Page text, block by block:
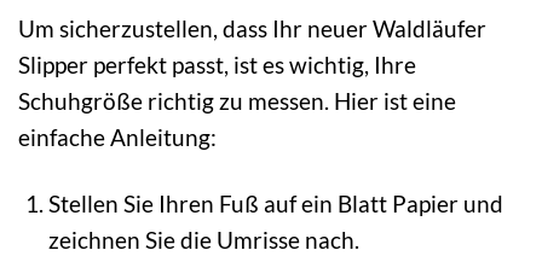
Um sicherzustellen, dass Ihr neuer Waldläufer
Slipper perfekt passt, ist es wichtig, Ihre
Schuhgröße richtig zu messen. Hier ist eine
einfache Anleitung:
Stellen Sie Ihren Fuß auf ein Blatt Papier und
zeichnen Sie die Umrisse nach.